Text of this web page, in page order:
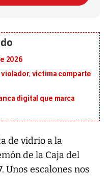
2026
víctima comparte
digital que marca
de vidrio a la
de la Caja del
Unos escalones nos